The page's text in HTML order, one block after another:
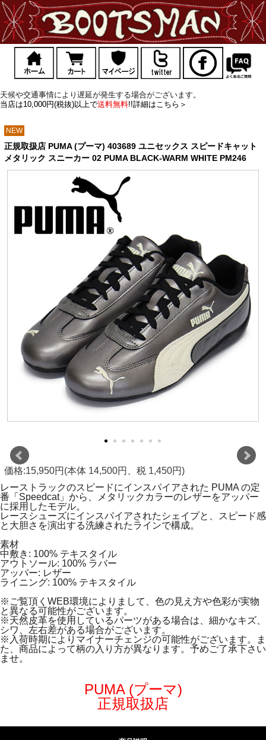
天候や交通事情により遅延が発生する場合がございます。
当店は10,000円(税抜)以上で送料無料!!詳細はこちら＞
NEW
正規取扱店 PUMA (プーマ) 403689 ユニセックス スピードキャット
メタリック スニーカー 02 PUMA BLACK-WARM WHITE PM246
価格:15,950円(本体 14,500円、税 1,450円)
レーストラックのスピードにインスパイアされた PUMA の定
番「Speedcat」から、メタリックカラーのレザーをアッパー
に採用したモデル。
レースシューズにインスパイアされたシェイプと、スピード感
と大胆さを演出する洗練されたラインで構成。
素材
中敷き: 100% テキスタイル
アウトソール: 100% ラバー
アッパー: レザー
ライニング: 100% テキスタイル
※ご覧頂くWEB環境によりまして、色の見え方や色彩が実物
と異なる可能性がございます。
※天然皮革を使用しているパーツがある場合は、細かなキズ、
シワ、左右差がある場合がございます。
※入荷時期によりマイナーチェンジの可能性がございます。ま
た、商品によって柄の入り方が異なります。予めご了承下さい
ませ。
PUMA (プーマ)
正規取扱店